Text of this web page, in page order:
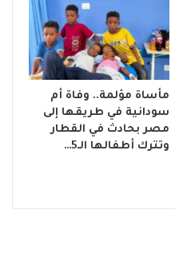
مأساة مؤلمة.. وفاة أم
سودانية في طريقها إلى
مصر بحادث في القطار
وتترك أطفالها الـ5…